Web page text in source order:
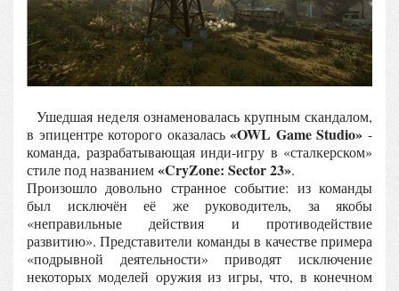
Ушедшая неделя ознаменовалась крупным скандалом,
в эпицентре которого оказалась«OWL Game Studio» -
команда, разрабатывающая инди-игру в «сталкерском»
стиле под названием«CryZone: Sector 23».
Произошло довольно странное событие: из команды
был исключён её же руководитель, за якобы
«неправильные действия и противодействие
развитию». Представители команды в качестве примера
«подрывной деятельности» приводят исключение
некоторых моделей оружия из игры, что, в конечном